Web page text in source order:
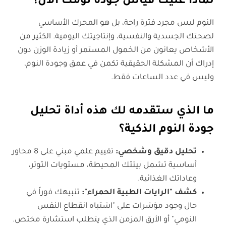
النوم ليس مجرد فترة راحة، بل هو المحرك الأساسي
لصحتك الجسدية والنفسية، وإنتاجيتك اليومية. الكثير من
الأشخاص يعانون من الخمول المستمر أو زيادة الوزن دون
إدراك أن المشكلة الحقيقية تكمن في عمق وجودة النوم،
وليس في عدد الساعات فقط.
ما الذي ستقدمه لك هذه أداة تحليل
جودة النوم الذكية؟
تحليل دقيق وشخصي:
تقييم علمي مبني على 8 محاور
أساسية تشمل بيئتك المحيطة، مستويات التوتر،
وعاداتك الغذائية.
كشف "الرايات الطبية الحمراء": تنبيهك فوراً في
حال وجود مؤشرات على "اشتباه انقطاع النفس
النومي" أو الأرق المزمن الذي يتطلب استشارة مختص.